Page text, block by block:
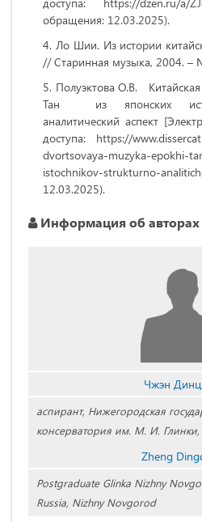
обращения: 12.03.2025).
Ло Шии. Из истории
// Старинная музыка, 2004. –
Полуэктова О.В.
Тан из японских
аналитический аспект
доступа: https://
dvortsovaya-muzyka-epokhi-
istochnikov-strukturno-
12.03.2025).
Информация об авторах
Чжэн
аспирант, Нижегородская
консерватория им. М. И.
Zheng
Postgraduate Glinka Nizhny
Russia, Nizhny Novgorod